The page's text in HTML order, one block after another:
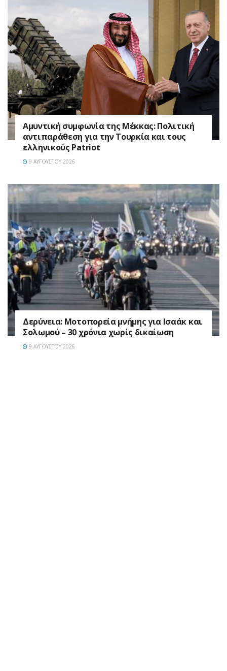
Αμυντική συμφωνία της Μέκκας: Πολιτική
αντιπαράθεση για την Τουρκία και τους
ελληνικούς Patriot
9 ΑΥΓΟΎΣΤΟΥ 2026
Δερύνεια: Μοτοπορεία μνήμης για Ισαάκ και
Σολωμού – 30 χρόνια χωρίς δικαίωση
9 ΑΥΓΟΎΣΤΟΥ 2026